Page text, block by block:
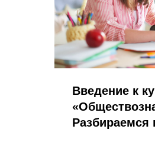
Введение к
Разбираемся